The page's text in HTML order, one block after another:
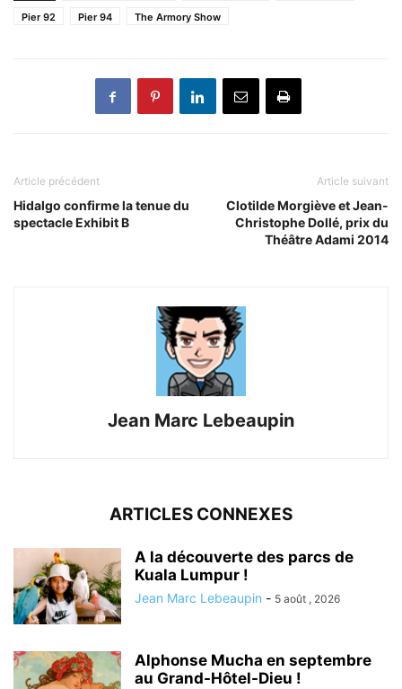
Pier 92
Pier 94 The Armory Show
Article précédent
Hidalgo confirme la tenue du
spectacle Exhibit B
Article suivant
Clotilde Morgiève et Jean-
Christophe Dollé, prix du
Théâtre Adami 2014
Jean Marc Lebeaupin
ARTICLES CONNEXES
A la découverte des parcs de
Kuala Lumpur !
Jean Marc Lebeaupin - 5 août , 2026
Alphonse Mucha en septembre
au Grand-Hôtel-Dieu !